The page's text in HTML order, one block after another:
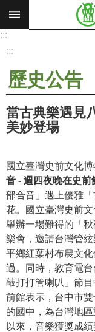
跳到主要內容區塊
搜
願
使
命
新
消
息
參
觀
展
覽
學
習
探
:::
:::
歷史公告
當古典樂遇見
美妙登場
國立臺灣史前文化
音 - 週四夜晚在史前
部合音」遇上優雅
花。國立臺灣史前
舉辦一場難得的「
樂會，邀請台灣管
平鄉紅葉村布農文
過。同時，教育電
敲打打管喇叭」節
前館表示，台中市
的國中，為台灣地
以來，音樂獲獎成